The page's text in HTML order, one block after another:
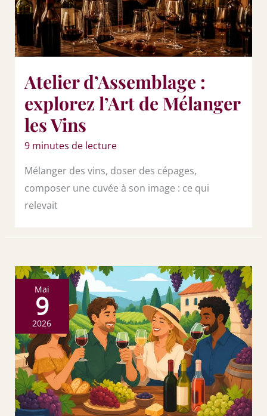
Atelier d’Assemblage :
explorez l’Art de Mélanger
les Vins
9 minutes de lecture
Mélanger des vins, doser des cépages,
composer une cuvée à son image : ce qui
relevait
Mai
9
2026